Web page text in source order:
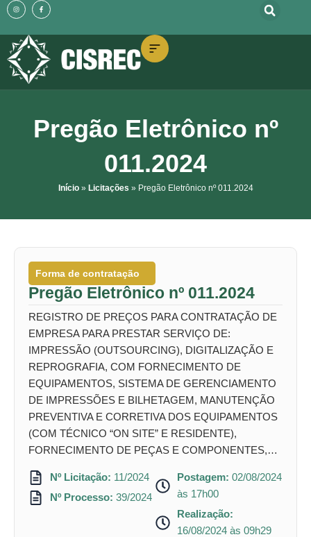
conteúdo
conteúdo
I
n
s
t
g
a
m
F
a
c
e
o
k
-
f
Pregão Eletrônico nº
011.2024
Início» Licitações » Pregão Eletrônico nº 011.2024
Forma de contratação
Pregão Eletrônico nº 011.2024
REGISTRO DE PREÇOS PARA CONTRATAÇÃO DE
EMPRESA PARA PRESTAR SERVIÇO DE:
IMPRESSÃO (OUTSOURCING), DIGITALIZAÇÃO E
REPROGRAFIA, COM FORNECIMENTO DE
EQUIPAMENTOS, SISTEMA DE GERENCIAMENTO
DE IMPRESSÕES E BILHETAGEM, MANUTENÇÃO
PREVENTIVA E CORRETIVA DOS EQUIPAMENTOS
(COM TÉCNICO “ON SITE” E RESIDENTE),
FORNECIMENTO DE PEÇAS E COMPONENTES,…
Nº Licitação: 11/2024
Nº Processo: 39/2024
Postagem: 02/08/2024
às 17h00
Realização:
16/08/2024 às 09h29